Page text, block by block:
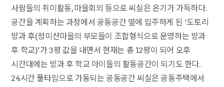
사람들의 취미활동, 마을회의 등으로 씨실은 온기가 가득하다.
공간을 계획하는 과정에서 공동공간 옆에 입주하게 된 ‘도토리
방과 후(성미산마을의 부모들이 조합형식으로 운영하는 방과
후 학교)’가 3평 값을 내면서 현재는 총 12평이 되어 오후
시간대에는 방과 후 학교 아이들의 활동공간이 되기도 한다.
24시간 풀타임으로 가동되는 공동공간 씨실은 공동주택에서